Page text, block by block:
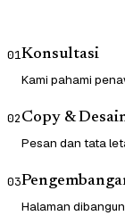
01Konsultasi
Kami pahami
02Copy &
Pesan dan tata
03
Halaman